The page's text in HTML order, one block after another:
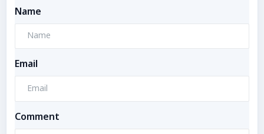
Name
Email
Comment